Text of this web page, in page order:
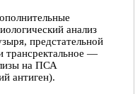
анализ
предстательной
трансректальное —
на ПСА
антиген).